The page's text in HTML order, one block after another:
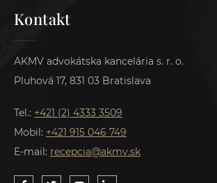
Kontakt
AKMV advokátska kancelária s. r. o.
Pluhová 17, 831 03 Bratislava
Tel.: +421 (2) 4333 3509
Mobil: +421 915 046 749
E-mail: recepcia@akmv.sk